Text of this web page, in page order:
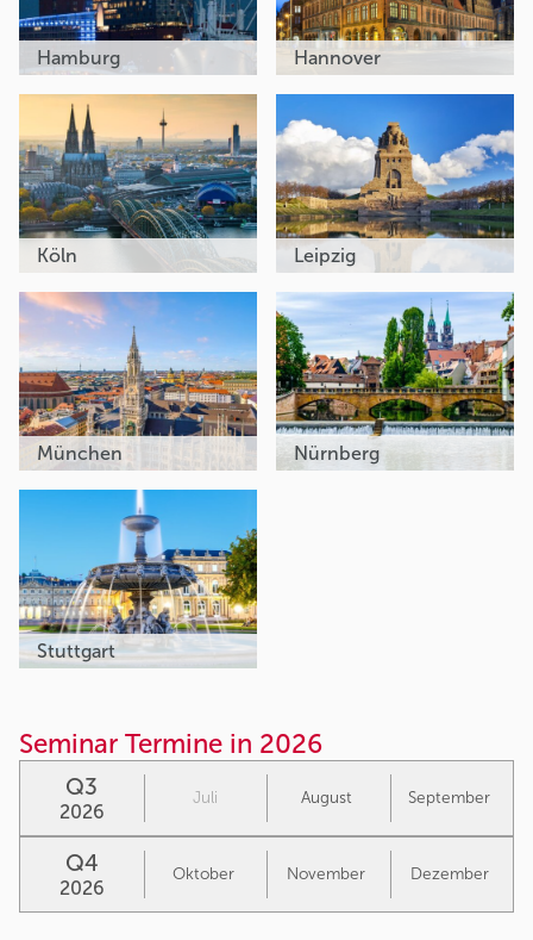
Hamburg Hannover
Köln Leipzig
München Nürnberg
Stuttgart
Seminar Termine in 2026
Q3
2026
Juli August September
Q4
2026
Oktober November Dezember